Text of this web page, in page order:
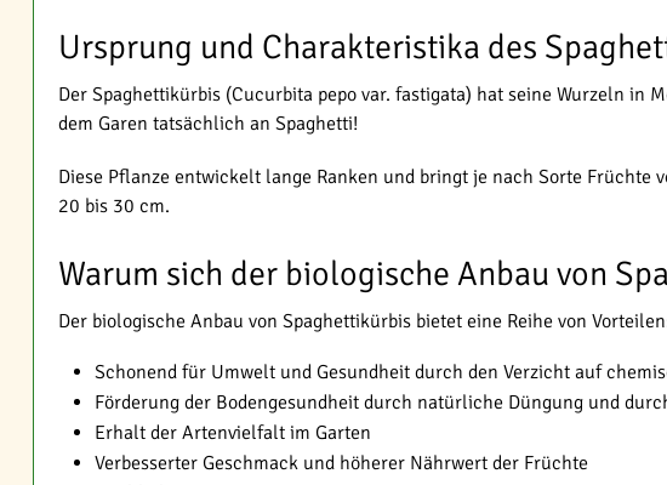
Ursprung und Charakteristika des
Der Spaghettikürbis (Cucurbita pepo var. fastigata) hat seine Wurzeln in
dem Garen tatsächlich an Spaghetti!
Diese Pflanze entwickelt lange Ranken und bringt je nach Sorte Früchte
20 bis 30 cm.
Warum sich der biologische Anbau von
Der biologische Anbau von Spaghettikürbis bietet eine Reihe von
Schonend für Umwelt und Gesundheit durch den Verzicht auf
Förderung der Bodengesundheit durch natürliche Düngung und
Erhalt der Artenvielfalt im Garten
Verbesserter Geschmack und höherer Nährwert der Früchte